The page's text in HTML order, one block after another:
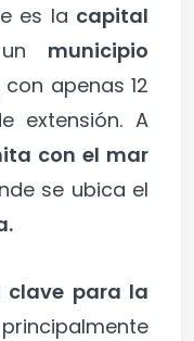
es la capital
municipio
con apenas 12
extensión. A
con el mar
se ubica el
clave para la